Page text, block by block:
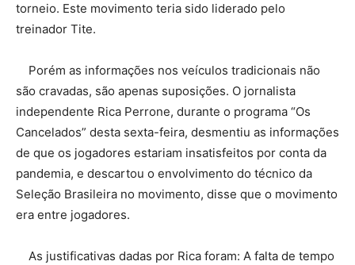
torneio. Este movimento teria sido liderado pelo
treinador Tite.
Porém as informações nos veículos tradicionais não
são cravadas, são apenas suposições. O jornalista
independente Rica Perrone, durante o programa “Os
Cancelados” desta sexta-feira, desmentiu as informações
de que os jogadores estariam insatisfeitos por conta da
pandemia, e descartou o envolvimento do técnico da
Seleção Brasileira no movimento, disse que o movimento
era entre jogadores.
As justificativas dadas por Rica foram: A falta de tempo